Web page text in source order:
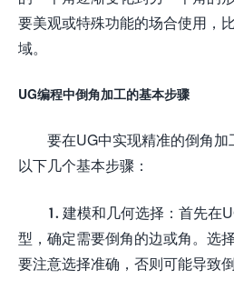
要美观或特殊功能的场合使用，
域。
UG编程中倒角加工的基本步骤
要在UG中实现精准的倒角
以下几个基本步骤：
1. 建模和几何选择：首先在
型，确定需要倒角的边或角。选
要注意选择准确，否则可能导致